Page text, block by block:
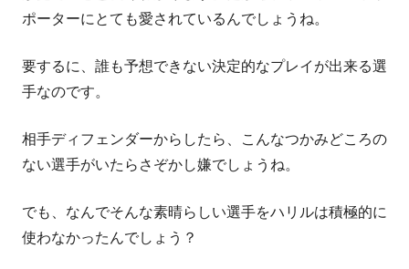
ポーターにとても愛されているんでしょうね。
要するに、誰も予想できない決定的なプレイが出来る選
手なのです。
相手ディフェンダーからしたら、こんなつかみどころの
ない選手がいたらさぞかし嫌でしょうね。
でも、なんでそんな素晴らしい選手をハリルは積極的に
使わなかったんでしょう？